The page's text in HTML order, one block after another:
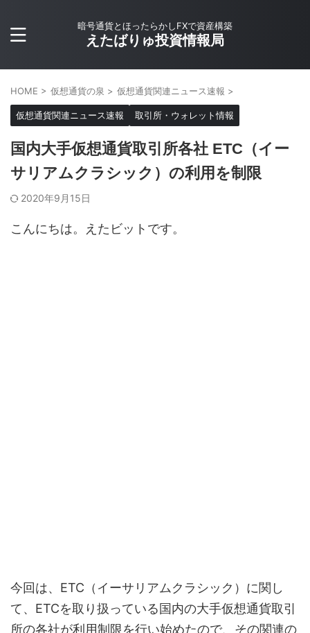
暗号通貨とほったらかしFXで資産構築
えたばりゅ投資情報局
HOME > 仮想通貨の泉 > 仮想通貨関連ニュース速報 >
仮想通貨関連ニュース速報 取引所・ウォレット情報
国内大手仮想通貨取引所各社 ETC（イー
サリアムクラシック）の利用を制限
2020年9月15日
こんにちは。えたビットです。
今回は、ETC（イーサリアムクラシック）に関し
て、ETCを取り扱っている国内の大手仮想通貨取引
所の各社が利用制限を行い始めたので、その関連の